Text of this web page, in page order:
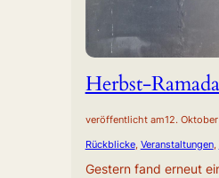
Herbst-
veröffentlicht am12.
Rückblicke, Veranstaltungen,
Gestern fand erneut